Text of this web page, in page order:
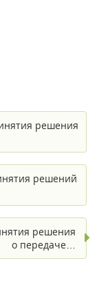
решения
решений
решения
о передаче…